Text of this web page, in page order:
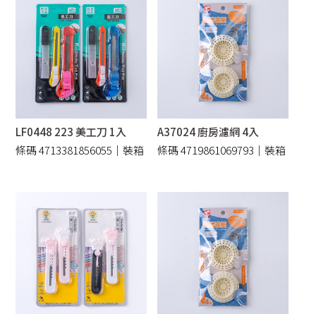
LF0448 223 美工刀 1入
條碼 4713381856055｜裝箱
A37024 廚房濾網 4入
條碼 4719861069793｜裝箱